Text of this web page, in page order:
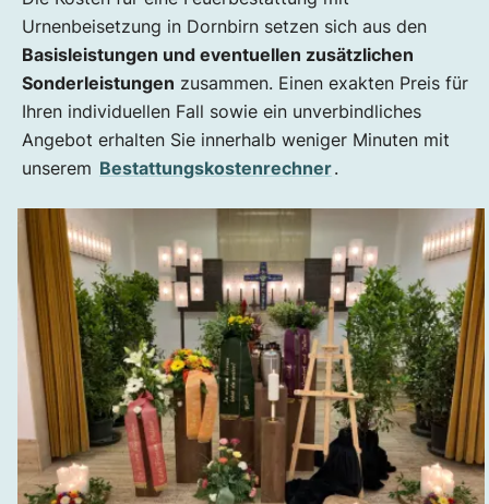
Urnenbeisetzung in Dornbirn setzen sich aus den
Basisleistungen und eventuellen zusätzlichen
Sonderleistungen zusammen. Einen exakten Preis für
Ihren individuellen Fall sowie ein unverbindliches
Angebot erhalten Sie innerhalb weniger Minuten mit
unserem Bestattungskostenrechner.